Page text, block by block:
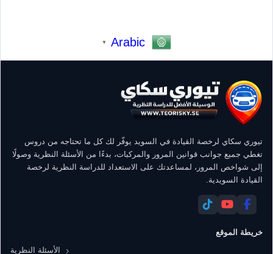
Arabic
▼
تيوري سكاي لرخصة القيادة في السويد يوفّر لك كل ما تحتاجه من دروس
تغطي جميع جوانب قوانين المرور والمركبات، بدءًا من الأسئلة النظرية وصولًا
إلى شواخص المرور، لمساعدتك على الاستعداد للدراسة النظرية لرخصة
القيادة السويدية.
خريطة الموقع
الأسئلة النظرية